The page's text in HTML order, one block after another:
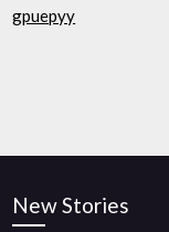
gpuepyy
New Stories